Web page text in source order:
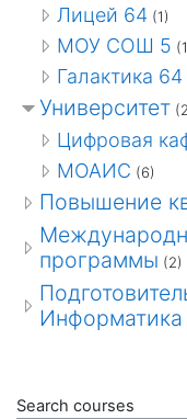
Лицей 64 (1)
МОУ СОШ 5
Галактика 64
Университет
Цифровая
МОАИС (6)
Повышение
программы (2)
Информатика
Search courses